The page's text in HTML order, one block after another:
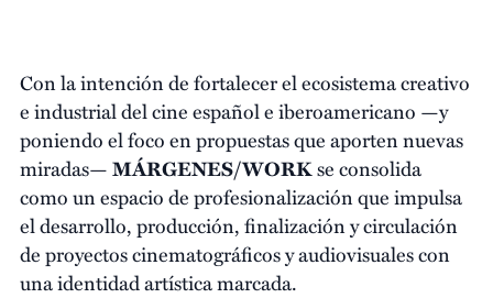
Con la intención de fortalecer el ecosistema creativo
e industrial del cine español e iberoamericano —y
poniendo el foco en propuestas que aporten nuevas
miradas—MÁRGENES/WORKse consolida
como un espacio de profesionalización que impulsa
el desarrollo, producción, finalización y circulación
de proyectos cinematográficos y audiovisuales con
una identidad artística marcada.